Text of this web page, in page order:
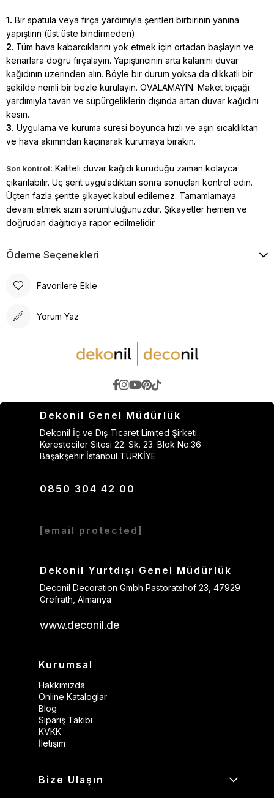
1. Bir spatula veya fırça yardımıyla şeritleri birbirinin yanına
yapıştırın (üst üste bindirmeden).
2. Tüm hava kabarcıklarını yok etmek için ortadan başlayın ve
kenarlara doğru fırçalayın. Yapıştırıcının arta kalanını duvar
kağıdının üzerinden alın. Böyle bir durum yoksa da dikkatli bir
şekilde nemli bir bezle kurulayın. OVALAMAYIN. Maket bıçağı
yardımıyla tavan ve süpürgeliklerin dışında artan duvar kağıdını
kesin.
3. Uygulama ve kuruma süresi boyunca hızlı ve aşırı sıcaklıktan
ve hava akımından kaçınarak kurumaya bırakın.
Son kontrol: Kaliteli duvar kağıdı kuruduğu zaman kolayca
çıkarılabilir. Üç şerit uyguladıktan sonra sonuçları kontrol edin.
Üçten fazla şeritte şikayet kabul edilemez. Tamamlamaya
devam etmek sizin sorumluluğunuzdur. Şikayetler hemen ve
doğrudan dağıtıcıya rapor edilmelidir.
Ödeme Seçenekleri
Favorilere Ekle
Yorum Yaz
Dekonil Genel Müdürlük
Dekonil İç ve Dış Ticaret Limited Şirketi
Keresteciler Sitesi 22. Sk. 23. Blok No:36
Başakşehir İstanbul TÜRKİYE
0850 304 42 00
[email protected]
Dekonil Yurtdışı Genel Müdürlük
Deconil Decoration Gmbh Pastoratshof 23, 47929
Grefrath, Almanya
www.deconil.de
Kurumsal
Hakkımızda
Online Kataloglar
Blog
Sipariş Takibi
KVKK
İletişim
Bize Ulaşın